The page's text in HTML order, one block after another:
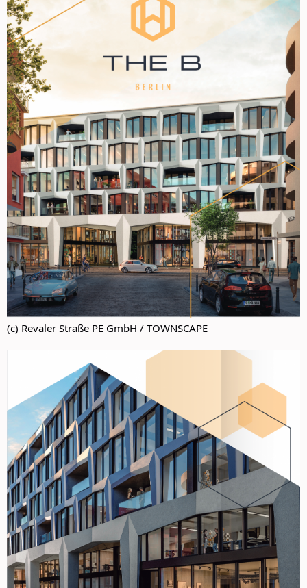
(c) Revaler Straße PE GmbH / TOWNSCAPE